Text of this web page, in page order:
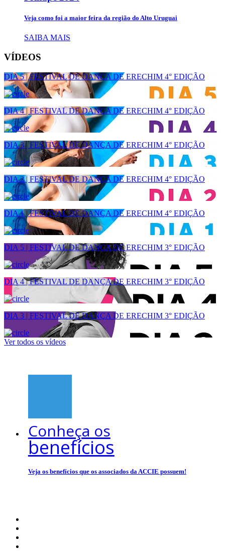
Veja como foi a maior feira da região do Alto Uruguai
SAIBA MAIS
VÍDEOS
DIA 5 | FESTIVAL DE DANÇA DE ERECHIM 4° EDIÇÃO
DIA 4 | FESTIVAL DE DANÇA DE ERECHIM 4° EDIÇÃO
DIA 3 | FESTIVAL DE DANÇA DE ERECHIM 4° EDIÇÃO
DIA 2 | FESTIVAL DE DANÇA DE ERECHIM 4° EDIÇÃO
DIA 1 | FESTIVAL DE DANÇA DE ERECHIM 4° EDIÇÃO
DIA 5 | FESTIVAL DE DANÇA DE ERECHIM 3° EDIÇÃO
DIA 4 | FESTIVAL DE DANÇA DE ERECHIM 3° EDIÇÃO
DIA 3 | FESTIVAL DE DANÇA DE ERECHIM 3° EDIÇÃO
Ver todos os vídeos
Conheça os
benefícios
Veja os benefícios que os associados da ACCIE possuem!